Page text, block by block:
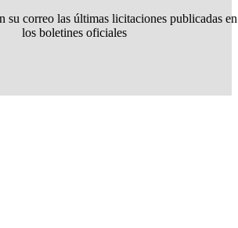
su correo las últimas licitaciones publicadas en
los boletines oficiales